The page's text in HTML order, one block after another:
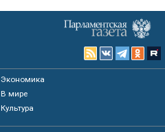
Экономика
В мире
Культура